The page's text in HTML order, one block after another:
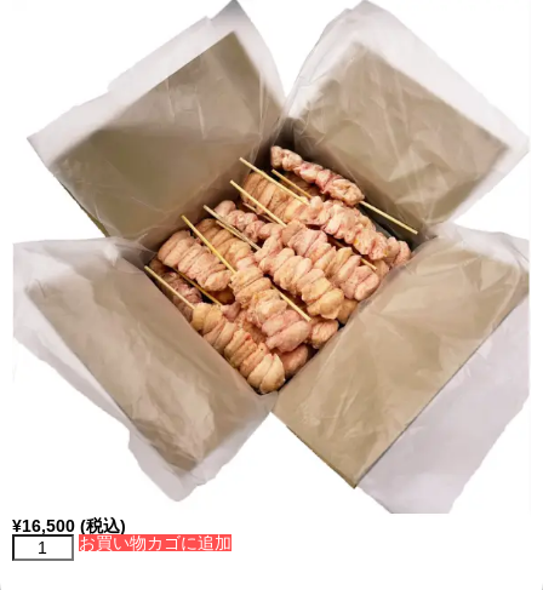
¥16,500 (税込)
お買い物カゴに追加